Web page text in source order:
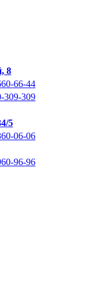
8
66-44
309-309
5
06-06
96-96